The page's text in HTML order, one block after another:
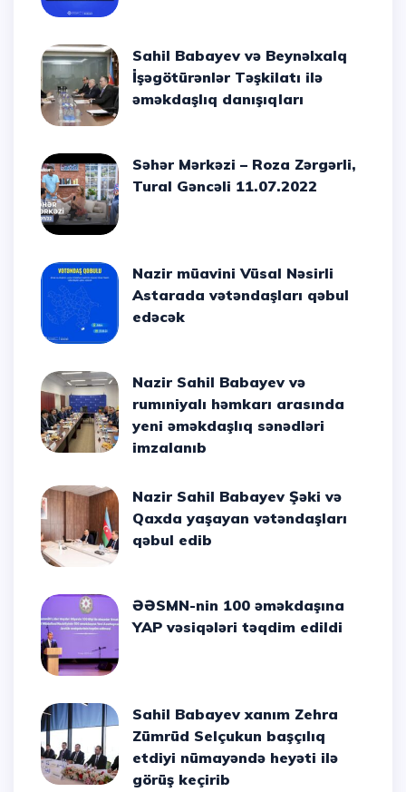
Sahil Babayev və Beynəlxalq
İşəgötürənlər Təşkilatı ilə
əməkdaşlıq danışıqları
Səhər Mərkəzi – Roza Zərgərli,
Tural Gəncəli 11.07.2022
Nazir müavini Vüsal Nəsirli
Astarada vətəndaşları qəbul
edəcək
Nazir Sahil Babayev və
rumıniyalı həmkarı arasında
yeni əməkdaşlıq sənədləri
imzalanıb
Nazir Sahil Babayev Şəki və
Qaxda yaşayan vətəndaşları
qəbul edib
ƏƏSMN-nin 100 əməkdaşına
YAP vəsiqələri təqdim edildi
Sahil Babayev xanım Zehra
Zümrüd Selçukun başçılıq
etdiyi nümayəndə heyəti ilə
görüş keçirib